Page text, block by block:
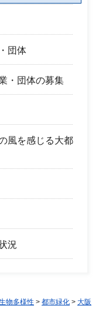
団体
・団体の募集
風を感じる大都
況
物多様性 > 都市緑化 > 大阪